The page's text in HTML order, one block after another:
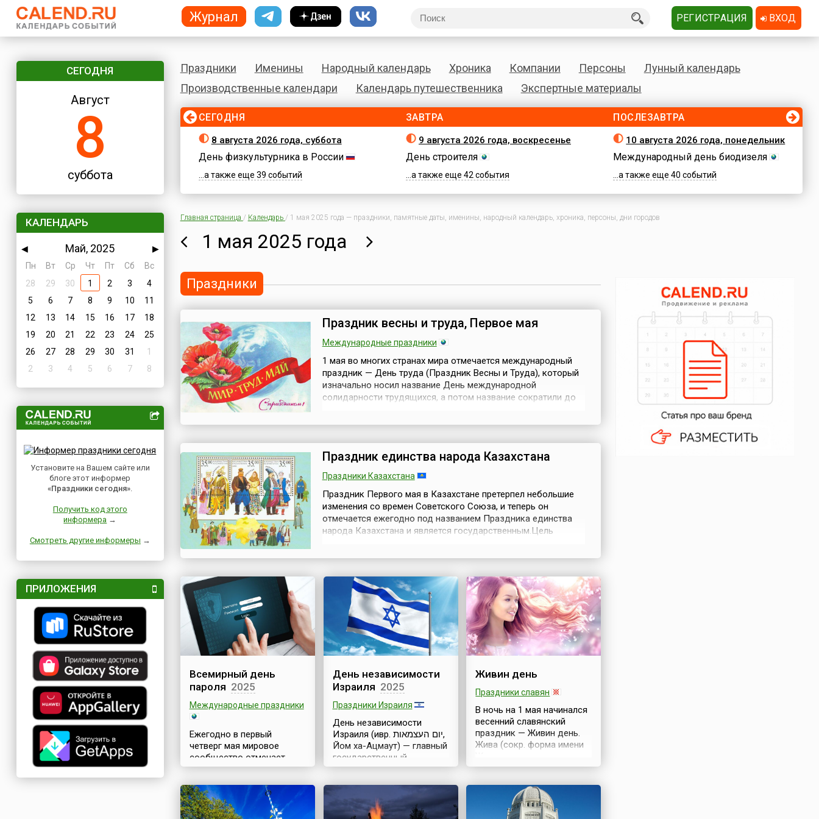
СЕГОДНЯ
Август
8
суббота
КАЛЕНДАРЬ
◀ Май, 2025
▶
Пн
Вт Ср Чт Пт Сб
Вс
28
29 30 1 2 3
4
5
6 7 8 9 10
11
12
13 14 15 16 17
18
19
20 21 22 23 24
25
26
27 28 29 30 31
1
2
3 4 5 6 7 8
Установите на Вашем сайте или
блоге этот информер
«Праздники сегодня».
Получить код этого
информера →
Смотреть другие информеры →
ПРИЛОЖЕНИЯ
Праздники Именины Народный календарь Хроника Компании Персоны
Лунный календарь
Производственные календари
Календарь путешественника Экспертные материалы
СЕГОДНЯ
8 августа 2026 года, суббота
День физкультурника в России
...а также еще 39 событий
ЗАВТРА
9 августа 2026 года, воскресенье
День строителя
...а также еще 42 события
ПОСЛЕЗАВТРА
10 августа 2026 года, понедельник
Международный день биодизеля
...а также еще 40 событий
Главная страница / Календарь / 1 мая 2025 года — праздники, памятные даты, именины, народный календарь, хроника, персоны, дни городов
1 мая 2025 года
Праздники
Праздник весны и труда, Первое мая
Международные праздники
1 мая во многих странах мира отмечается международный
праздник — День труда (Праздник Весны и Труда), который
изначально носил название День международной
солидарности трудящихся, а потом название сократили до
демонстрация закончились кровопро...
Праздник единства народа Казахстана
Праздники Казахстана
Праздник Первого мая в Казахстане претерпел небольшие
изменения со времен Советского Союза, и теперь он
отмечается ежегодно под названием Праздника единства
народа Казахстана и является государственным.Цель
праздничные мероприятия ...
Всемирный день
пароля 2025
Международные праздники
Ежегодно в первый
четверг мая мировое
сообщество отмечает
Всемирный день пароля
цель которого –
напомнить людям о
важности защиты своих
День независимости
Израиля 2025
Праздники Израиля
День независимости
Израиля (ивр. יום העצמאות,
Йом ха-Ацмаут) — главный
государственный
праздник страны. Он
вторник, среду или
четверг, ближайшие к 5
ияра, в память о
Живин день
Праздники славян
В ночь на 1 мая начинался
весенний славянский
праздник — Живин день.
Жива (сокр. форма имени
«дающая жизнь») —
плодородия, рождения,
жита-зерна. Дочь Лады,
супруга Даждьбога,
Журнал РЕГИСТРАЦИЯ ВХОД